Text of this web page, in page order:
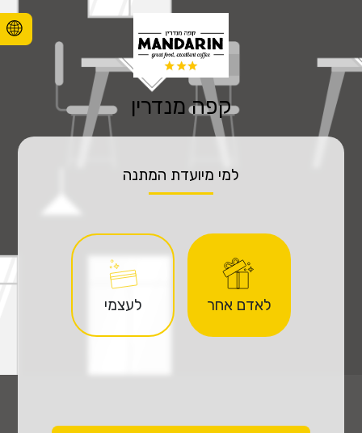
קפה מנדרין
למי מיועדת המתנה
לאדם אחר לעצמי